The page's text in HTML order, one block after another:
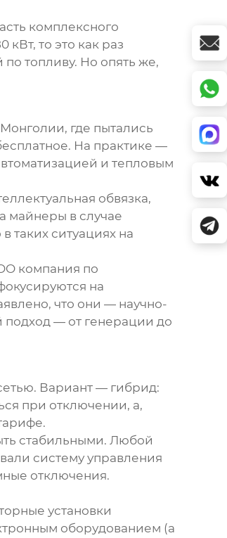
комплексного
то это как раз
топливу. Но опять же,
где пытались
На практике —
и тепловым
обвязка,
майнеры в случае
таких ситуациях на
компания по
на
что они — научно-
подход — от генерации до
Вариант — гибрид:
при отключении, а,
стабильными. Любой
систему управления
отключения.
установки
оборудованием (а